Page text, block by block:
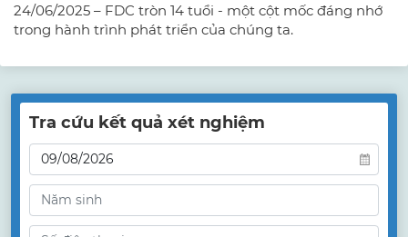
24/06/2025 – FDC tròn 14 tuổi - một cột mốc đáng nhớ
trong hành trình phát triển của chúng ta.
Tra cứu kết quả xét nghiệm